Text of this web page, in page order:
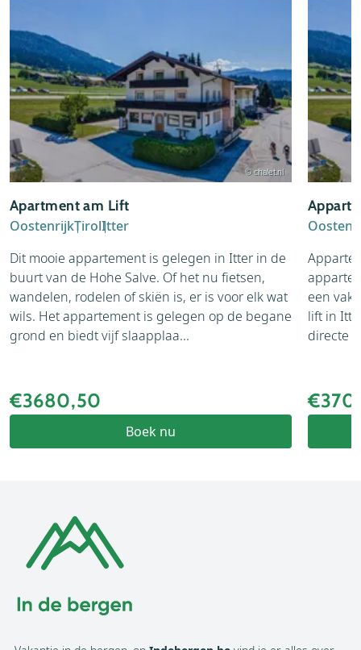
© chalet.nl
Apartment am Lift
OostenrijkTirolItter
Dit mooie appartement is gelegen in Itter in de
buurt van de Hohe Salve. Of het nu fietsen,
wandelen, rodelen of skiën is, er is voor elk wat
wils. Het appartement is gelegen op de begane
grond en biedt vijf slaapplaa...
€3680,50
Boek nu
een
lift in
directe